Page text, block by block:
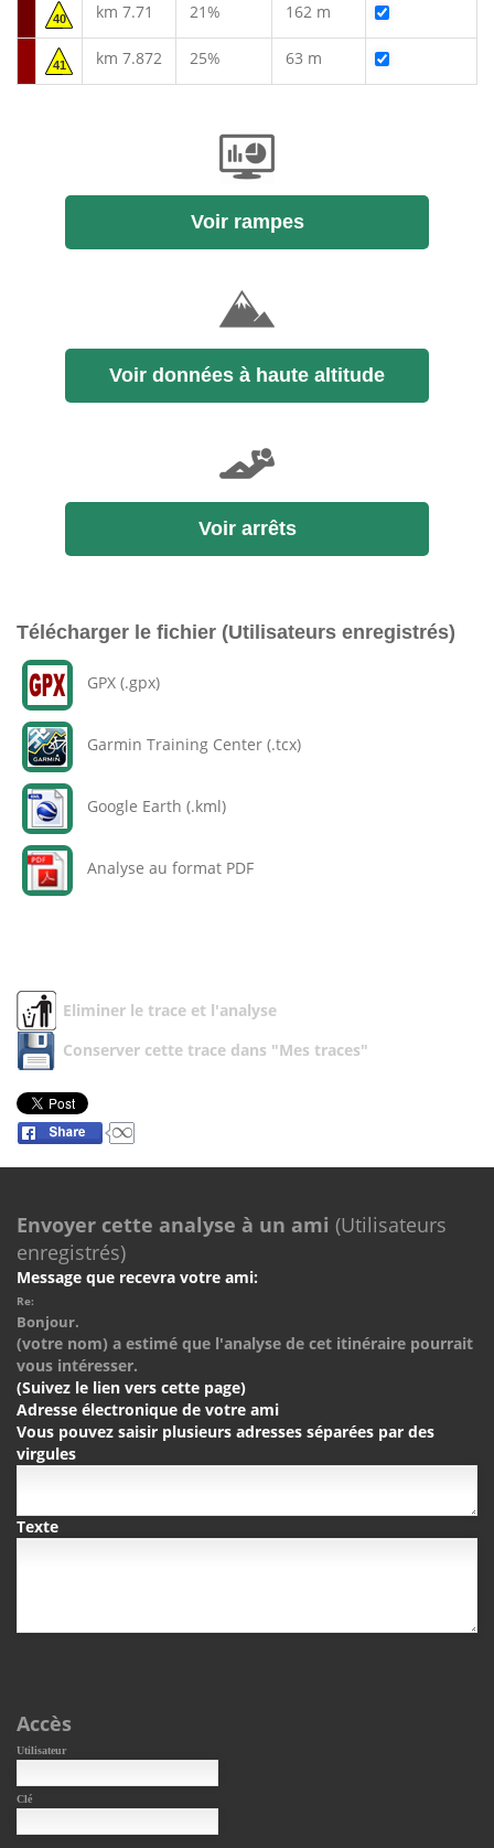
40 km 7.71 21% 162 m
41 km 7.872 25% 63 m
Voir rampes
Voir données à haute altitude
Voir arrêts
Télécharger le fichier (Utilisateurs enregistrés)
GPX (.gpx)
Garmin Training Center (.tcx)
Google Earth (.kml)
Analyse au format PDF
Eliminer le trace et l'analyse
Conserver cette trace dans "Mes traces"
Envoyer cette analyse à un ami (Utilisateurs
enregistrés)
Message que recevra votre ami:
Re:
Bonjour.
(votre nom) a estimé que l'analyse de cet itinéraire pourrait
vous intéresser.
(Suivez le lien vers cette page)
Adresse électronique de votre ami
Vous pouvez saisir plusieurs adresses séparées par des
virgules
Texte
Accès
Utilisateur
Clé